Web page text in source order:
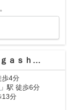
ａｋａｎｏ
歩4分
」駅 徒歩6分
13分